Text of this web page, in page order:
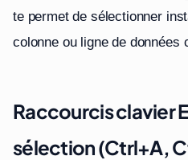
te permet de sélectionner
colonne ou ligne de données
Raccourcis clavier
sélection (Ctrl+A,